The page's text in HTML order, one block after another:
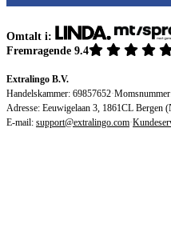
Omtalt i:
Fremragende 9.4
Extralingo B.V.
Handelskammer: 69857652·
Adresse: Eeuwigelaan 3, 1861CL Bergen
E-mail: support@extralingo.com·